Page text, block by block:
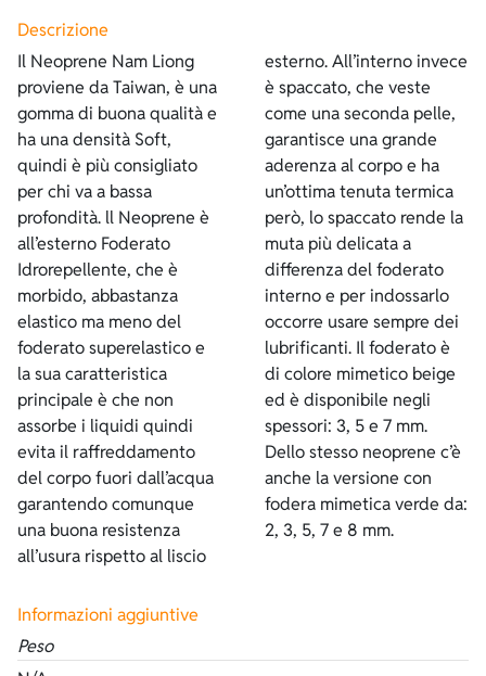
Descrizione
Il Neoprene Nam Liong
proviene da Taiwan, è una
gomma di buona qualità e
ha una densità Soft,
quindi è più consigliato
per chi va a bassa
profondità. ll Neoprene è
all’esterno Foderato
Idrorepellente, che è
morbido, abbastanza
elastico ma meno del
foderato superelastico e
la sua caratteristica
principale è che non
assorbe i liquidi quindi
evita il raffreddamento
del corpo fuori dall’acqua
garantendo comunque
una buona resistenza
all’usura rispetto al liscio
esterno. All’interno invece
è spaccato, che veste
come una seconda pelle,
garantisce una grande
aderenza al corpo e ha
un’ottima tenuta termica
però, lo spaccato rende la
muta più delicata a
differenza del foderato
interno e per indossarlo
occorre usare sempre dei
lubrificanti. Il foderato è
di colore mimetico beige
ed è disponibile negli
spessori: 3, 5 e 7 mm.
Dello stesso neoprene c’è
anche la versione con
fodera mimetica verde da:
2, 3, 5, 7 e 8 mm.
Informazioni aggiuntive
Peso